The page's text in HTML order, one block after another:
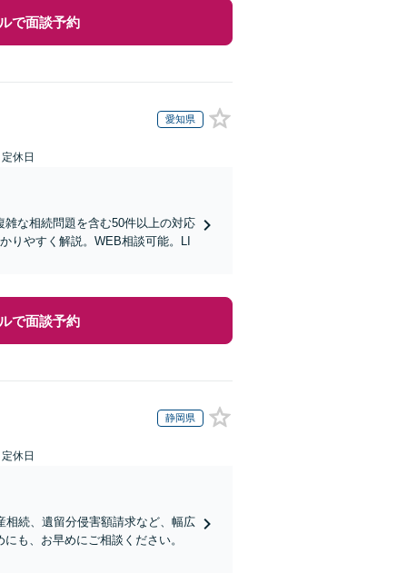
で面談予約
愛知県
休日
な相続問題を含む50件以上の対応
りやすく解説。WEB相談可能。LI
で面談予約
静岡県
休日
続、遺留分侵害額請求など、幅広
も、お早めにご相談ください。